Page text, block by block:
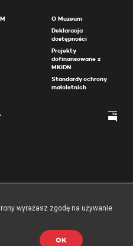
O Muzeum
Deklaracja
dostępności
Projekty
dofinansowane z
MKiDN
Standardy ochrony
małoletnich
Warszawskiego
wyrażasz zgodę na używanie
OK